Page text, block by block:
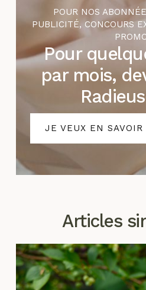
POUR NOS
PUBLICITÉ, CONCOURS
Pour
par mois,
JE VEUX EN SAVOIR
Articles